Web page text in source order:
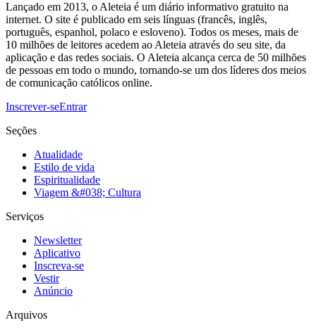
Lançado em 2013, o Aleteia é um diário informativo gratuito na
internet. O site é publicado em seis línguas (francês, inglês,
português, espanhol, polaco e esloveno). Todos os meses, mais de
10 milhões de leitores acedem ao Aleteia através do seu site, da
aplicação e das redes sociais. O Aleteia alcança cerca de 50 milhões
de pessoas em todo o mundo, tornando-se um dos líderes dos meios
de comunicação católicos online.
Inscrever-seEntrar
Seções
Atualidade
Estilo de vida
Espiritualidade
Viagem &#038; Cultura
Serviços
Newsletter
Aplicativo
Inscreva-se
Vestir
Anúncio
Arquivos